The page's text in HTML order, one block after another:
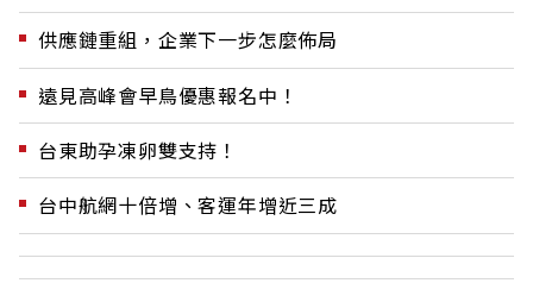
供應鏈重組，企業下一步怎麼佈局
遠見高峰會早鳥優惠報名中！
台東助孕凍卵雙支持！
台中航網十倍增、客運年增近三成